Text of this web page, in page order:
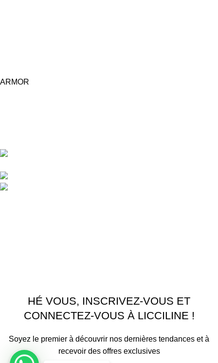
ARMOR
HÉ VOUS, INSCRIVEZ-VOUS ET
CONNECTEZ-VOUS À LICCILINE !
Soyez le premier à découvrir nos dernières tendances et à
recevoir des offres exclusives